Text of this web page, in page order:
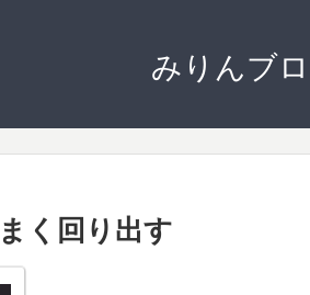
みりんブ
く回り出す